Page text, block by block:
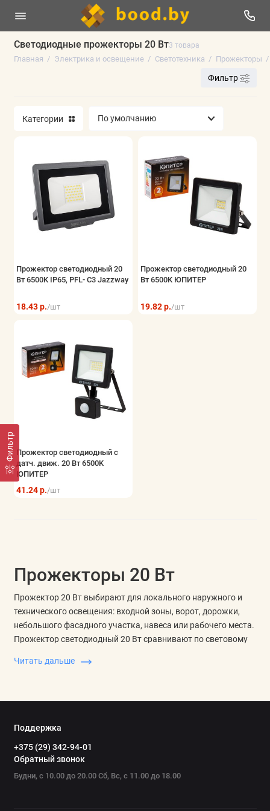
Светодиодные прожекторы 20 Вт3 товара
Главная Электрика и освещение Светотехника Прожекторы
Фильтр
Отпугиватели уничтожители
Светотехника
Аксессуары для электротехники
Инструменты электрика
Кабель, провод
Электрощитовое оборудование
Элементы питания и блоки питания
Показать все
Фильтр
Категории
Прожектор светодиодный 20
Вт 6500K IP65, PFL- C3 Jazzway
18.43 р./шт
Прожектор светодиодный 20
Вт 6500K ЮПИТЕР
19.82 р./шт
Прожектор светодиодный с
датч. движ. 20 Вт 6500K
ЮПИТЕР
41.24 р./шт
Прожекторы 20 Вт
Прожектор 20 Вт выбирают для локального наружного и
технического освещения: входной зоны, ворот, дорожки,
небольшого фасадного участка, навеса или рабочего места.
Прожектор светодиодный 20 Вт сравнивают по световому
способу крепления.
освещаемой зоны, возможные тени от стен или козырьков и
возможность повернуть скобу в нужную сторону.
Как сравнивать параметры
Читать дальше
Поддержка
+375 (29) 342-94-01
Обратный звонок
Будни, с 10.00 до 20.00 Сб, Вс, с 11.00 до 18.00